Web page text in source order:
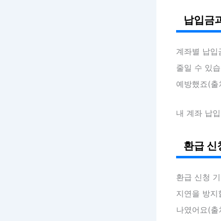
납입금
계좌별 납
줄일 수 있
예방했죠(
내 계좌 납
환급 신
환급 신청
지연을 방
나였어요(